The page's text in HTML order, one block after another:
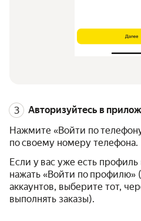
Авторизуйтесь в
Нажмите «Войти по
по своему номеру телефона.
Если у вас уже есть
нажать «Войти по профилю»
аккаунтов, выберите тот,
выполнять заказы).